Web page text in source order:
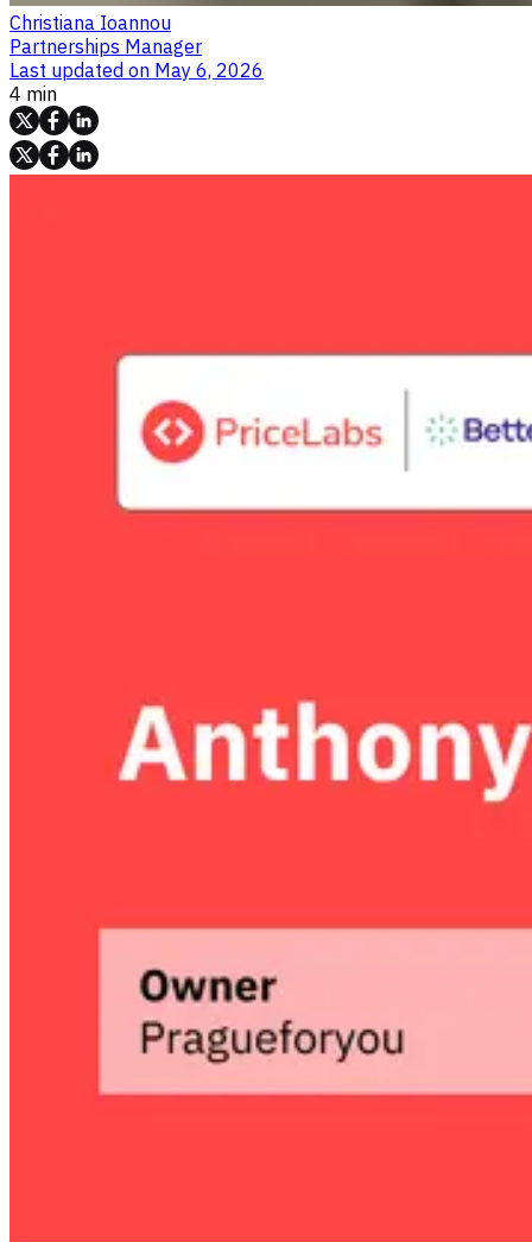
Christiana Ioannou
Partnerships Manager
Last updated on May 6, 2026
4 min